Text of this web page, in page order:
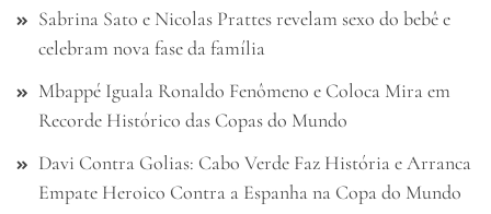
Sabrina Sato e Nicolas Prattes revelam sexo do bebê e
celebram nova fase da família
Mbappé Iguala Ronaldo Fenômeno e Coloca Mira em
Recorde Histórico das Copas do Mundo
Davi Contra Golias: Cabo Verde Faz História e Arranca
Empate Heroico Contra a Espanha na Copa do Mundo